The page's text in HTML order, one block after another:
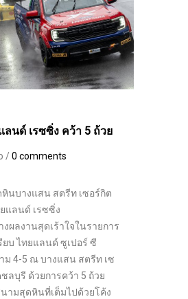
ลนด์ เรซซิ่ง คว้า 5 ถ้วย
/0 comments
นบางแสน สตรีท เซอร์กิต
แลนด์ เรซซิ่ง
งผลงานสุดเร้าใจในรายการ
ยบ ไทยแลนด์ ซูเปอร์ ซี
ม 4-5 ณ บางแสน สตรีท เซ
ลบุรี ด้วยการคว้า 5 ถ้วย
นามสุดหินที่เต็มไปด้วยโค้ง